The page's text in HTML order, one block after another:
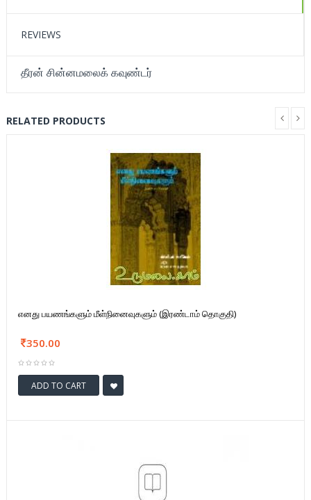
REVIEWS
தீரன் சின்னமலைக் கவுண்டர்
RELATED PRODUCTS
எனது பயணங்களும் மீள்நினைவுகளும் (இரண்டாம் தொகுதி)
350.00
ADD TO CART